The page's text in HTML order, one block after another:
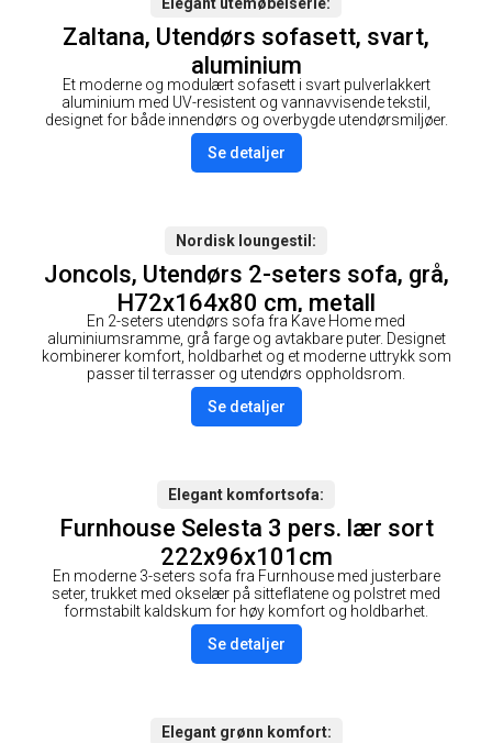
Zaltana, Utendørs sofasett, svart,
aluminium
Et moderne og modulært sofasett i svart pulverlakkert
aluminium med UV-resistent og vannavvisende tekstil,
designet for både innendørs og overbygde utendørsmiljøer.
Se detaljer
Nordisk loungestil
Joncols, Utendørs 2-seters sofa, grå,
H72x164x80 cm, metall
En 2-seters utendørs sofa fra Kave Home med
aluminiumsramme, grå farge og avtakbare puter. Designet
kombinerer komfort, holdbarhet og et moderne uttrykk som
passer til terrasser og utendørs oppholdsrom.
Se detaljer
Elegant komfortsofa
Furnhouse Selesta 3 pers. lær sort
222x96x101cm
En moderne 3-seters sofa fra Furnhouse med justerbare
seter, trukket med okselær på sitteflatene og polstret med
formstabilt kaldskum for høy komfort og holdbarhet.
Se detaljer
Elegant grønn komfort